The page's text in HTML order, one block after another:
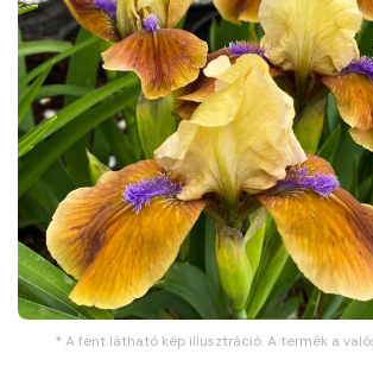
* A fent látható kép illusztráció. A termék a